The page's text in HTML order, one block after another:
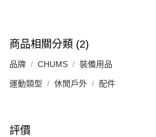
商品相關分類 (2)
品牌 CHUMS 裝備用品
運動類型 休閒戶外 配件
評價